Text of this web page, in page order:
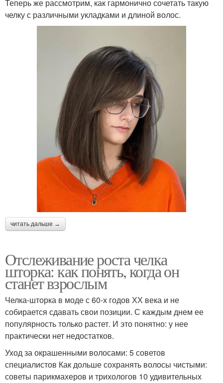
Теперь же рассмотрим, как гармонично сочетать такую
челку с различными укладками и длиной волос.
читать дальше →
Отслеживание роста челка
шторка: как понять, когда он
станет взрослым
Челка-шторка в моде с 60-х годов ХХ века и не
собирается сдавать свои позиции. С каждым днем ее
популярность только растет. И это понятно: у нее
практически нет недостатков.
Уход за окрашенными волосами: 5 советов
специалистов Как дольше сохранять волосы чистыми:
советы парикмахеров и трихологов 10 удивительных